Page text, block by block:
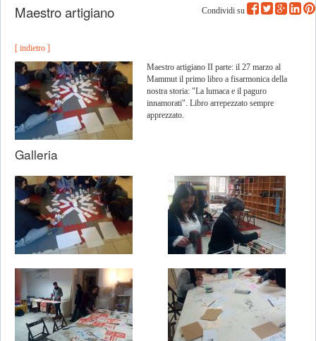
Condividi su
Maestro artigiano
[ indietro ]
Maestro artigiano II parte: il 27 marzo al
Mammut il primo libro a fisarmonica della
nostra storia: "La lumaca e il paguro
innamorati". Libro arrepezzato sempre
apprezzato.
Galleria